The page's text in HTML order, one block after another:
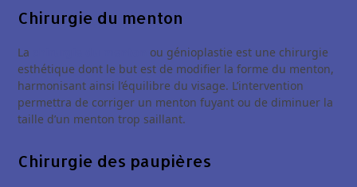
Chirurgie du menton
La
ou génioplastie est une chirurgie
esthétique dont le but est de modifier la forme du menton,
harmonisant ainsi l’équilibre du visage. L’intervention
permettra de corriger un menton fuyant ou de diminuer la
taille d’un menton trop saillant.
Chirurgie des paupières